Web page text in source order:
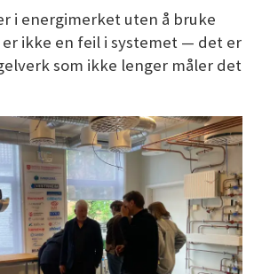
i energimerket uten å bruke
ikke en feil i systemet — det er
som ikke lenger måler det